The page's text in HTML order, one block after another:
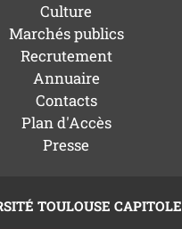
Culture
Marchés publics
Recrutement
Annuaire
Contacts
Plan d'Accès
Presse
TOULOUSE CAPITOLE